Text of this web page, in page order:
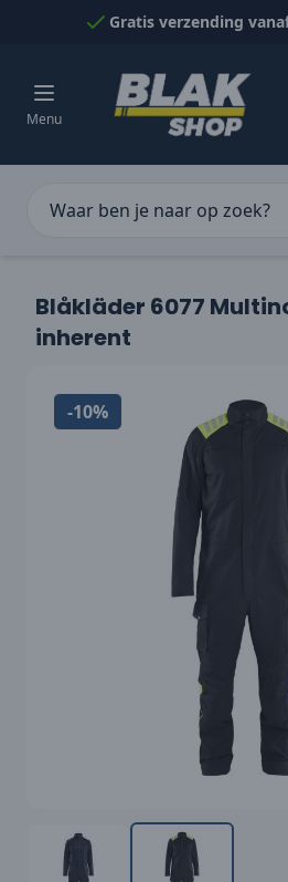
Naar inhoud gaanGratis verzending
Menu
Blåkläder 6077
inherent
-10%